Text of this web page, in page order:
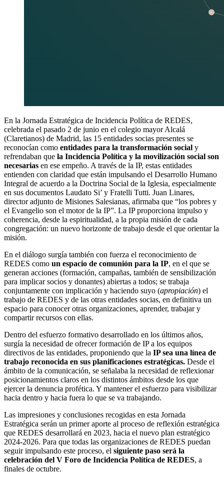
En la Jornada Estratégica de Incidencia Política de REDES,
celebrada el pasado 2 de junio en el colegio mayor Alcalá
(Claretianos) de Madrid, las 15 entidades socias presentes se
reconocían como entidades para la transformación social y
refrendaban que la Incidencia Política y la movilización social son
necesarias en ese empeño. A través de la IP, estas entidades
entienden con claridad que están impulsando el Desarrollo Humano
Integral de acuerdo a la Doctrina Social de la Iglesia, especialmente
en sus documentos Laudato Si’ y Fratelli Tutti. Juan Linares,
director adjunto de Misiones Salesianas, afirmaba que “los pobres y
el Evangelio son el motor de la IP”. La IP proporciona impulso y
coherencia, desde la espiritualidad, a la propia misión de cada
congregación: un nuevo horizonte de trabajo desde el que orientar la
misión.
En el diálogo surgía también con fuerza el reconocimiento de
REDES como un espacio de comunión para la IP, en el que se
generan acciones (formación, campañas, también de sensibilización
para implicar socios y donantes) abiertas a todos; se trabaja
conjuntamente con implicación y haciendo suyo (apropiación) el
trabajo de REDES y de las otras entidades socias, en definitiva un
espacio para conocer otras organizaciones, aprender, trabajar y
compartir recursos con ellas.
Dentro del esfuerzo formativo desarrollado en los últimos años,
surgía la necesidad de ofrecer formación de IP a los equipos
directivos de las entidades, proponiendo que la IP sea una línea de
trabajo reconocida en sus planificaciones estratégicas. Desde el
ámbito de la comunicación, se señalaba la necesidad de reflexionar
posicionamientos claros en los distintos ámbitos desde los que
ejercer la denuncia profética. Y mantener el esfuerzo para visibilizar
hacia dentro y hacia fuera lo que se va trabajando.
Las impresiones y conclusiones recogidas en esta Jornada
Estratégica serán un primer aporte al proceso de reflexión estratégica
que REDES desarrollará en 2023, hacia el nuevo plan estratégico
2024-2026. Para que todas las organizaciones de REDES puedan
seguir impulsando este proceso, el siguiente paso será la
celebración del V Foro de Incidencia Política de REDES, a
finales de octubre.